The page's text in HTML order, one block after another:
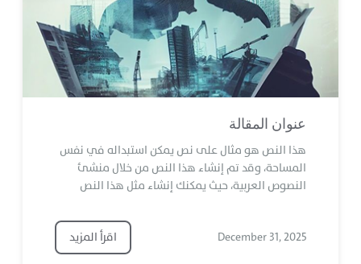
عنوان المقالة
هذا النص هو مثال على نص يمكن استبداله في نفس
المساحة، وقد تم إنشاء هذا النص من خلال منشئ
النصوص العربية، حيث يمكنك إنشاء مثل هذا النص
December 31, 2025 اقرأ المزيد